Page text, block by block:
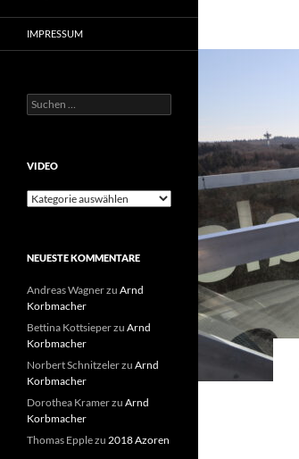
IMPRESSUM
Suchen
nach:
VIDEO
Video
NEUESTE KOMMENTARE
Andreas Wagnerzu Arnd
Korbmacher
Bettina Kottsieperzu Arnd
Korbmacher
Norbert Schnitzelerzu Arnd
Korbmacher
Dorothea Kramerzu Arnd
Korbmacher
Thomas Epplezu 2018 Azoren